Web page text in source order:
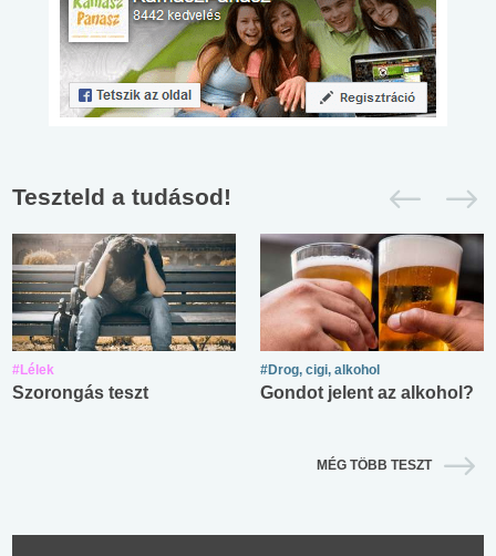
Teszteld a tudásod!
#Lélek
Szorongás teszt
#Drog, cigi, alkohol
Gondot jelent az alkohol?
MÉG TÖBB TESZT